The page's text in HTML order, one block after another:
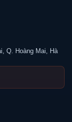
Q. Hoàng Mai, Hà